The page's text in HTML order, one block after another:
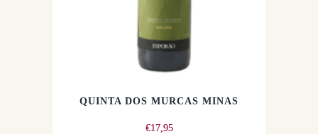
QUINTA DOS MURCAS MINAS
€17,95